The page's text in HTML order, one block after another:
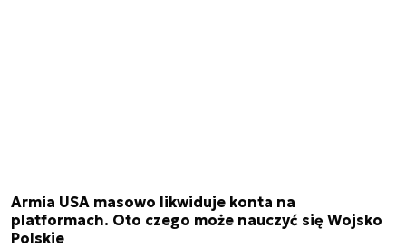
Armia USA masowo likwiduje konta na
platformach. Oto czego może nauczyć się Wojsko
Polskie